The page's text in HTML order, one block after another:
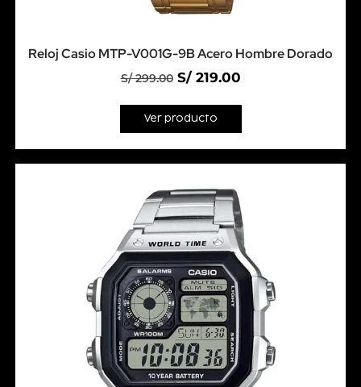
Reloj Casio MTP-V001G-9B Acero Hombre Dorado
S/299.00 S/219.00
Ver producto